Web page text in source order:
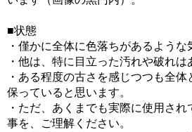
■状態
・僅かに全体に色落ちがあるような
・他は、特に目立った汚れや破れは
・ある程度の古さを感じつつも全
保っていると思います。
・ただ、あくまでも実際に使用さ
事を、ご理解ください。